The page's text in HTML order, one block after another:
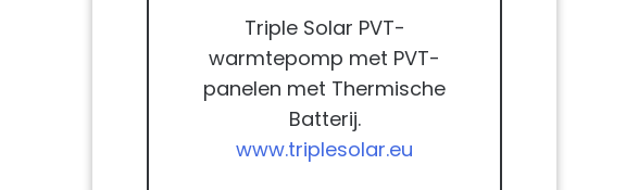
Triple Solar PVT-
warmtepomp met PVT-
panelen met Thermische
Batterij.
www.triplesolar.eu